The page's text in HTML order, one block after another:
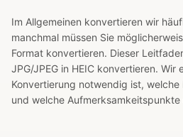
Im Allgemeinen konvertieren wir
manchmal müssen Sie
Format konvertieren. Dieser
JPG/JPEG in HEIC konvertieren. Wir
Konvertierung notwendig ist,
und welche Aufmerksamkeitspunkte